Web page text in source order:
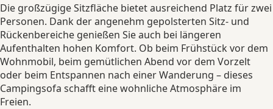
Die großzügige Sitzfläche bietet ausreichend Platz für zwei
Personen. Dank der angenehm gepolsterten Sitz- und
Rückenbereiche genießen Sie auch bei längeren
Aufenthalten hohen Komfort. Ob beim Frühstück vor dem
Wohnmobil, beim gemütlichen Abend vor dem Vorzelt
oder beim Entspannen nach einer Wanderung – dieses
Campingsofa schafft eine wohnliche Atmosphäre im
Freien.